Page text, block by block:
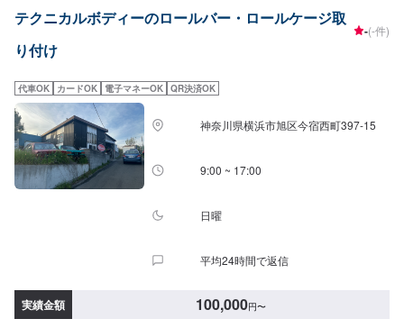
のご負担となります。予め、ご了承ください。【定休日・営業時間】定休
テクニカルボディーのロールバー・ロールケージ取
り付け
-(-件)
代車OK カードOK 電子マネーOK QR決済OK
神奈川県横浜市旭区今宿西町397-15
9:00 ~ 17:00
日曜
平均24時間で返信
実績金額 100,000円〜